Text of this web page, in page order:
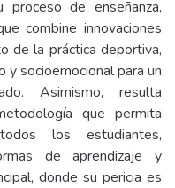
de enseñanza,
combine innovaciones
de la práctica deportiva,
socioemocional para un
Asimismo, resulta
que permita
los estudiantes,
de aprendizaje y
donde su pericia es